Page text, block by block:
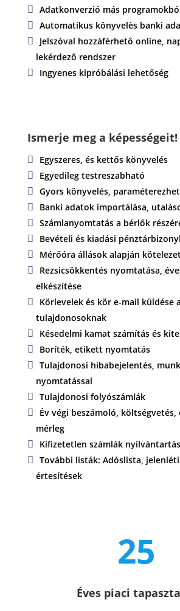
Adatkonverzió más
Automatikus könyvelès banki
Jelszóval hozzáférhető online,
lekérdező rendszer
Ingyenes kipróbálási lehetőség
Ismerje meg a képességeit!
Egyszeres, és kettős könyvelés
Egyedileg testreszabható
Gyors könyvelés,
Banki adatok importálása,
Számlanyomtatás a bérlők
Bevételi és kiadási
Mérőóra állások alapján
Rezsicsökkentés nyomtatása,
elkészítése
Körlevelek és kör e-mail küldése a
tulajdonosoknak
Késedelmi kamat számítás és
Boríték, etikett nyomtatás
Tulajdonosi hibabejelentés,
nyomtatással
Tulajdonosi folyószámlák
Év végi beszámoló,
mérleg
Kifizetetlen számlák
További listák: Adóslista,
értesítések
25
Éves piaci